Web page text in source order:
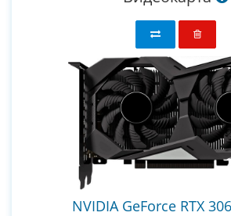
NVIDIA GeForce RTX